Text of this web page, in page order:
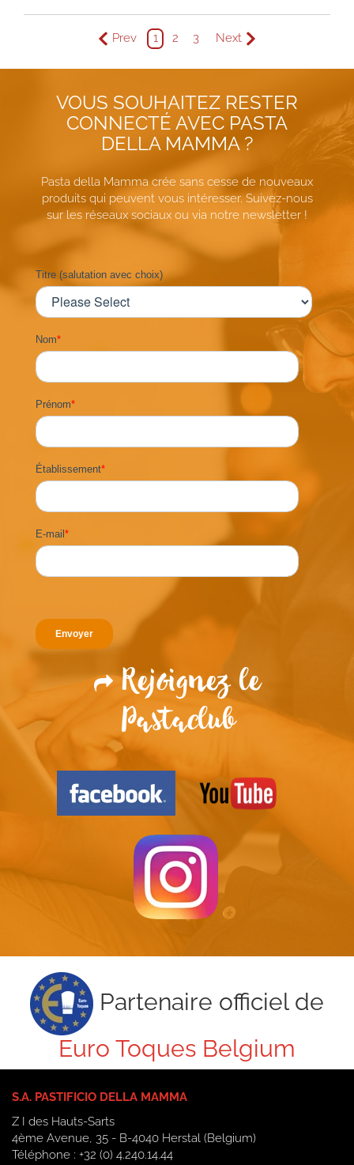
Prev 1 2 3 Next
VOUS SOUHAITEZ RESTER
CONNECTÉ AVEC PASTA
DELLA MAMMA ?
Pasta della Mamma crée sans cesse de nouveaux
produits qui peuvent vous intéresser. Suivez-nous
sur les réseaux sociaux ou via notre newsletter !
Titre (salutation avec choix)
Nom*
Prénom*
Établissement*
E-mail*
Rejoignez le
Pastaclub
Partenaire officiel de
Euro Toques Belgium
S.A. PASTIFICIO DELLA MAMMA
Z I des Hauts-Sarts
4ème Avenue, 35 - B-4040 Herstal (Belgium)
Téléphone : +32 (0) 4.240.14.44